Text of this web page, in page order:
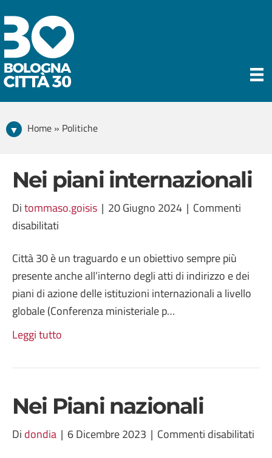
Home » Politiche
Nei piani internazionali
Ditommaso.goisis | 20 Giugno 2024 | Commenti
disabilitati
piani
internazionali
Città 30 è un traguardo e un obiettivo sempre più
presente anche all’interno degli atti di indirizzo e dei
piani di azione delle istituzioni internazionali a livello
globale (Conferenza ministeriale p…
Leggi tutto
Nei Piani nazionali
Di dondia | 6 Dicembre 2023 | Commenti disabilitati